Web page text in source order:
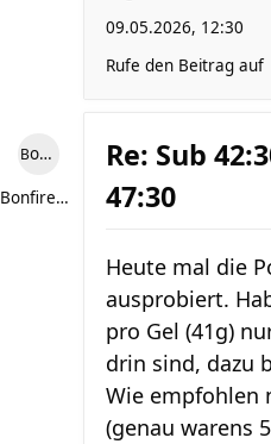
09.05.2026, 12:30
Rufe den Beitrag auf
Bonfire307
Bonfire307
Re: Sub
47:30
Heute mal die
ausprobiert.
pro Gel (41g)
drin sind, dazu
Wie empfohlen
(genau warens